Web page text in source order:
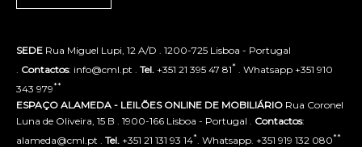
SEDE Rua Miguel Lupi, 12 A/D . 1200-725 Lisboa - Portugal
Contactos: info@cml.pt . Tel. +351 21 395 47 81* . Whatsapp +351 910
343 979**
ESPAÇO ALAMEDA - LEILÕES ONLINE DE MOBILIÁRIO Rua Coronel
Luna de Oliveira, 15 B . 1900-166 Lisboa - Portugal . Contactos:
alameda@cml.pt . Tel. +351 21 131 93 14* . Whatsapp. +351 919 132 080**